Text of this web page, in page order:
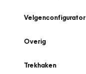
Velgenconfigurator
Overig
Trekhaken